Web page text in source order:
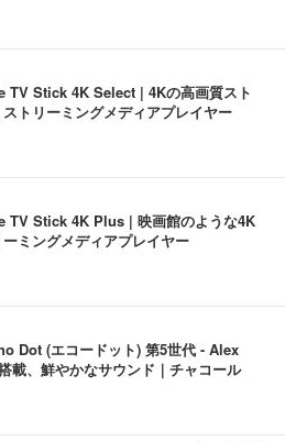
TV Stick 4K Select | 4Kの高画質スト
トリーミングメディアプレイヤー
TV Stick 4K Plus | 映画館のような4K
ミングメディアプレイヤー
Dot (エコードット) 第5世代 - Alex
載、鮮やかなサウンド｜チャコール